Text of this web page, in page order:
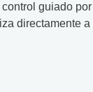
guiado
directamente